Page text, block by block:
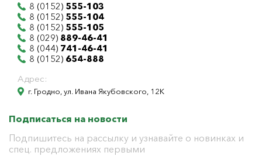
8 (0152) 555-103
8 (0152) 555-104
8 (0152) 555-105
8 (029) 889-46-41
8 (044) 741-46-41
8 (0152) 654-888
Адрес:
г. Гродно, ул. Ивана Якубовского, 12К
Подписаться на новости
Подпишитесь на рассылку и узнавайте о новинках и
спец. предложениях первыми